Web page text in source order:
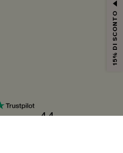
4.4
15% DI SCONTO